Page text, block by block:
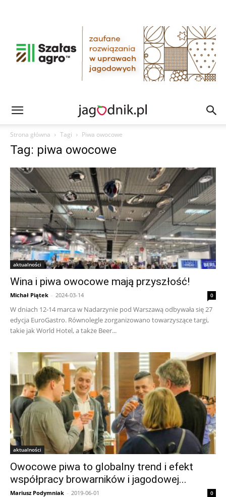
Strona główna Tagi Piwa owocowe
Tag: piwa owocowe
aktualności
Wina i piwa owocowe mają przyszłość!
Michał Piątek - 2024-03-14 0
W dniach 12-14 marca w Nadarzynie pod Warszawą odbywała się 27
edycja EuroGastro. Równolegle zorganizowano towarzyszące targi,
takie jak World Hotel, a także Beer...
aktualności
Owocowe piwa to globalny trend i efekt
współpracy browarników i jagodowej...
Mariusz Podymniak - 2019-06-01 0